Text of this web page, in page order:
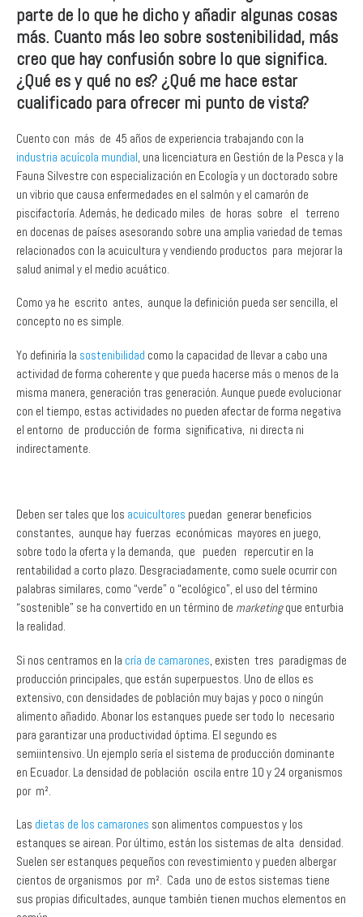
creo que hay confusión sobre lo que significa.
¿Qué es y qué no es? ¿Qué me hace estar
cualificado para ofrecer mi punto de vista?
Cuento con más de 45 años de experiencia trabajando con la
Fauna Silvestre con especialización en Ecología y un doctorado sobre
un vibrio que causa enfermedades en el salmón y el camarón de
piscifactoría. Además, he dedicado miles de horas sobre el terreno
en docenas de países asesorando sobre una amplia variedad de temas
relacionados con la acuicultura y vendiendo productos para mejorar la
salud animal y el medio acuático.
Como ya he escrito antes, aunque la definición pueda ser sencilla, el
Yo definiría lasostenibilidad
misma manera, generación tras generación. Aunque puede evolucionar
con el tiempo, estas actividades no pueden afectar de forma negativa
el entorno de producción de forma significativa, ni directa ni
indirectamente.
sobre todo la oferta y la demanda, que pueden repercutir en la
rentabilidad a corto plazo. Desgraciadamente, como suele ocurrir con
palabras similares, como “verde” o “ecológico”, el uso del término
“sostenible” se ha convertido en un término demarketing que enturbia
la realidad.
Si nos centramos en la
extensivo, con densidades de población muy bajas y poco o ningún
alimento añadido. Abonar los estanques puede ser todo lo necesario
para garantizar una productividad óptima. El segundo es
semiintensivo. Un ejemplo sería el sistema de producción dominante
en Ecuador. La densidad de población oscila entre 10 y 24 organismos
por m².
Las dietas de los camarones
Suelen ser estanques pequeños con revestimiento y pueden albergar
cientos de organismos por m². Cada uno de estos sistemas tiene
sus propias dificultades, aunque también tienen muchos elementos en
común.